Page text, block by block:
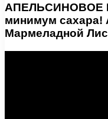
АПЕЛЬСИНОВОЕ
минимум сахара!
Мармеладной